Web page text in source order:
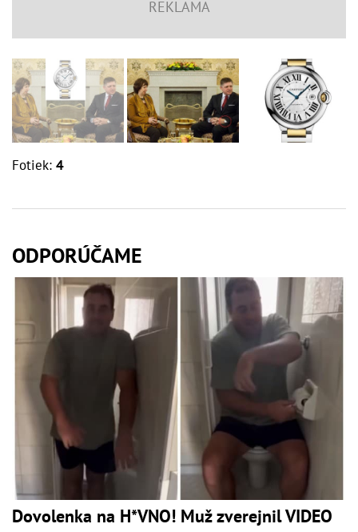
Fotiek: 4
ODPORÚČAME
Dovolenka na H*VNO! Muž zverejnil VIDEO